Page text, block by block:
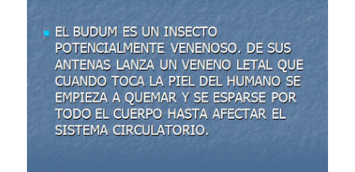
Gentile: Lo que debes entender sobre el fascismo
Definiendo: ¿Qué es el fascismo?
Panorama del nuevo fascismo mundial: Verano de 2026
Llévenmelo fuchachos: El adiós a 'THE BOYS'